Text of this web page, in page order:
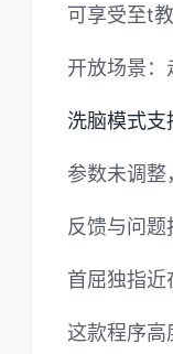
可享受至t
开放场景：
洗脑模式支
参数未调
反馈与问
首屈独指近
这款程序